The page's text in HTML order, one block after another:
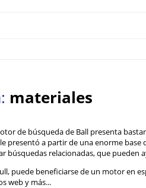
materiales
de búsqueda de Ball presenta
presentó a partir de una enorme base
búsquedas relacionadas, que pueden
puede beneficiarse de un motor en
web y más...